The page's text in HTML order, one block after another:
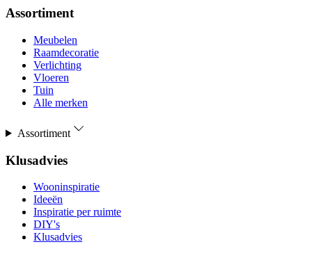
Assortiment
Meubelen
Raamdecoratie
Verlichting
Vloeren
Tuin
Alle merken
Assortiment
Klusadvies
Wooninspiratie
Ideeën
Inspiratie per ruimte
DIY's
Klusadvies